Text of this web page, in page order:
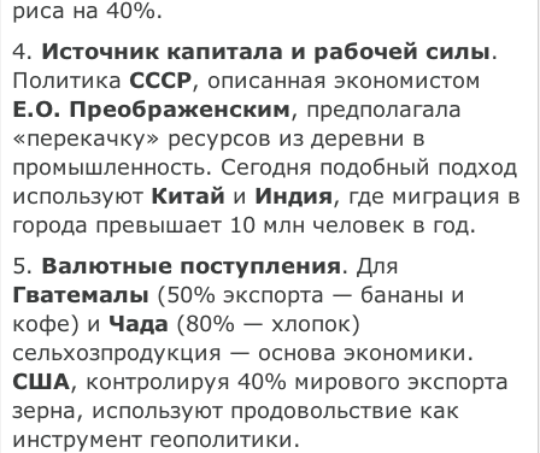
риса на 40%.
4. Источник капитала и рабочей силы.
Политика СССР, описанная экономистом
Е.О. Преображенским, предполагала
«перекачку» ресурсов из деревни в
промышленность. Сегодня подобный подход
используют Китай и Индия, где миграция в
города превышает 10 млн человек в год.
5. Валютные поступления. Для
Гватемалы (50% экспорта — бананы и
кофе) и Чада (80% — хлопок)
сельхозпродукция — основа экономики.
США, контролируя 40% мирового экспорта
зерна, используют продовольствие как
инструмент геополитики.